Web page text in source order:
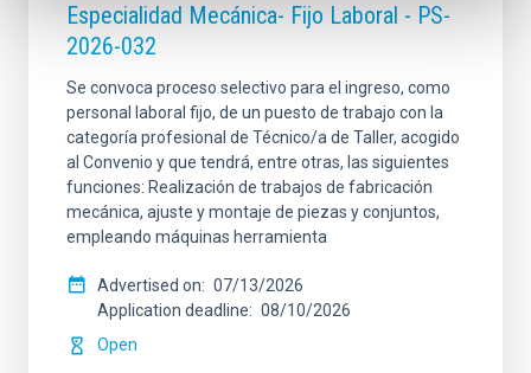
Especialidad Mecánica- Fijo Laboral - PS-
2026-032
Se convoca proceso selectivo para el ingreso, como
personal laboral fijo, de un puesto de trabajo con la
categoría profesional de Técnico/a de Taller, acogido
al Convenio y que tendrá, entre otras, las siguientes
funciones: Realización de trabajos de fabricación
mecánica, ajuste y montaje de piezas y conjuntos,
empleando máquinas herramienta
Advertised on
07/13/2026
Application deadline
08/10/2026
Open